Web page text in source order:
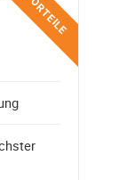
VORTEILE